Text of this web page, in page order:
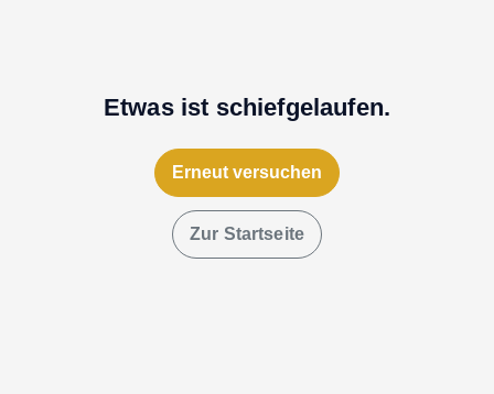
Etwas ist schiefgelaufen.
Erneut versuchen
Zur Startseite